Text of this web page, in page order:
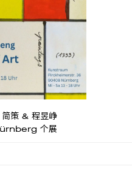
策 & 程昱峥
个展